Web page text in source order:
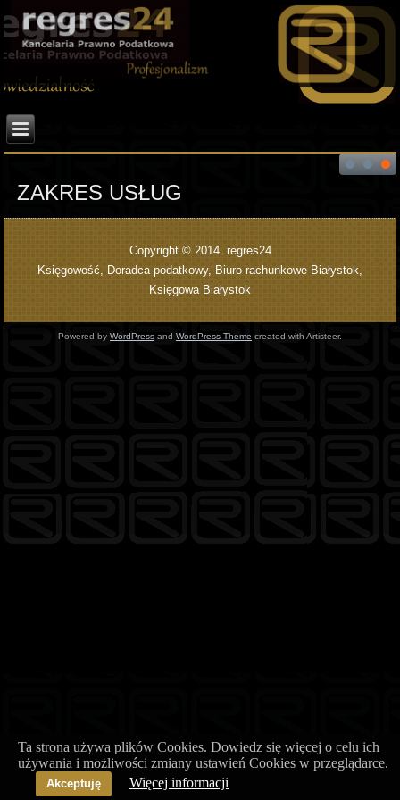
ZAKRES USŁUG
Copyright © 2014 regres24
Księgowość, Doradca podatkowy, Biuro rachunkowe Białystok,
Księgowa Białystok
Powered by WordPress and WordPress Theme created with Artisteer.
Ta strona używa plików Cookies. Dowiedz się więcej o celu ich
używania i możliwości zmiany ustawień Cookies w przeglądarce.
Akceptuję Więcej informacji